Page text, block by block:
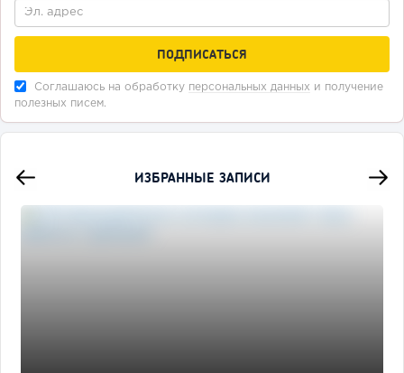
Соглашаюсь на обработку персональных данных и получение
полезных писем.
ИЗБРАННЫЕ ЗАПИСИ